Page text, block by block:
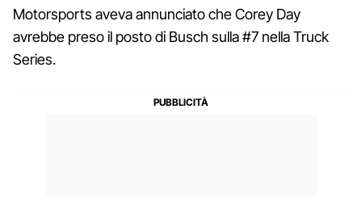
Motorsports aveva annunciato che Corey Day
avrebbe preso il posto di Busch sulla #7 nella Truck
Series.